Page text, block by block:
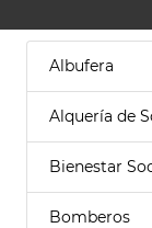
Albufera
Alquería de
Bienestar
Bomberos